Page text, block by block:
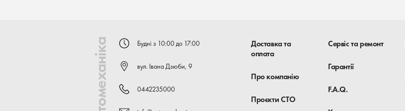
Автомеханіка Будні з 10:00 до 17:00
вул. Івана Дзюби, 9
0442235000
Доставка та
оплата
Про компанію
Проєкти СТО
Сервіс та ремонт
Гарантії
F.A.Q.